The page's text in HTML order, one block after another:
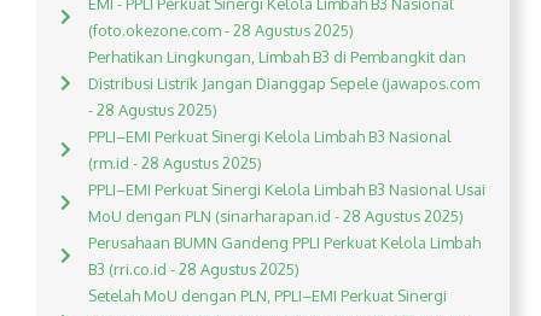
EMI - PPLI Perkuat Sinergi Kelola Limbah B3 Nasional
(foto.okezone.com - 28 Agustus 2025)
Perhatikan Lingkungan, Limbah B3 di Pembangkit dan
Distribusi Listrik Jangan Dianggap Sepele (jawapos.com
- 28 Agustus 2025)
PPLI–EMI Perkuat Sinergi Kelola Limbah B3 Nasional
(rm.id - 28 Agustus 2025)
PPLI–EMI Perkuat Sinergi Kelola Limbah B3 Nasional Usai
MoU dengan PLN (sinarharapan.id - 28 Agustus 2025)
Perusahaan BUMN Gandeng PPLI Perkuat Kelola Limbah
B3 (rri.co.id - 28 Agustus 2025)
Setelah MoU dengan PLN, PPLI–EMI Perkuat Sinergi